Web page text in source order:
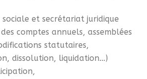
sociale et secrétariat juridique
comptes annuels, assemblées
statutaires,
dissolution, liquidation…)